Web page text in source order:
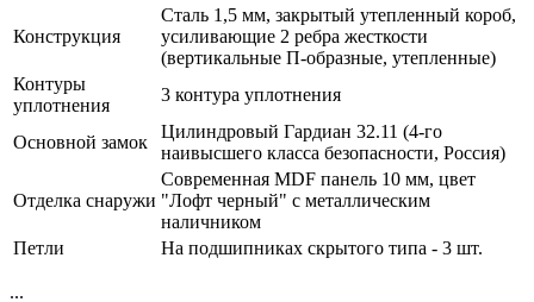
Конструкция
Сталь 1,5 мм, закрытый утепленный короб,
усиливающие 2 ребра жесткости
(вертикальные П-образные, утепленные)
Контуры
уплотнения
3 контура уплотнения
Основной замок
Цилиндровый Гардиан 32.11 (4-го
наивысшего класса безопасности, Россия)
Отделка снаружи
Современная MDF панель 10 мм, цвет
"Лофт черный" с металлическим
наличником
Петли
На подшипниках скрытого типа - 3 шт.
...